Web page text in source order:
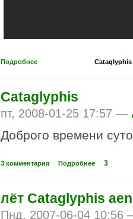
Cataglyphis
Подробнее
Cataglyphis
пт, 2008-01-25 17:57 —
Доброго времени
3 комментария Подробнее 3
лёт Cataglyphis
Пнд, 2007-06-04